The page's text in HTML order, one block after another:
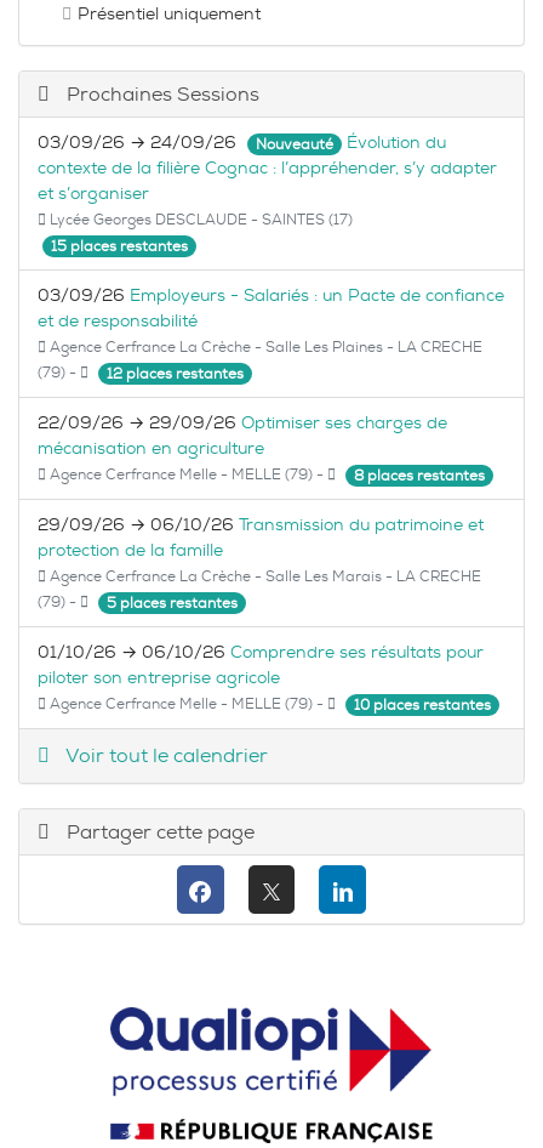
Présentiel uniquement
Prochaines Sessions
03/09/26 → 24/09/26 Nouveauté
Évolution du
contexte de la filière Cognac : l’appréhender, s’y adapter
et s’organiser
Lycée Georges DESCLAUDE - SAINTES (17)
15 places restantes
03/09/26 Employeurs - Salariés : un Pacte de confiance
et de responsabilité
Agence Cerfrance La Crèche - Salle Les Plaines - LA CRECHE
(79) -
12 places restantes
22/09/26 → 29/09/26 Optimiser ses charges de
mécanisation en agriculture
Agence Cerfrance Melle - MELLE (79) - 8 places restantes
29/09/26 → 06/10/26 Transmission du patrimoine et
protection de la famille
Agence Cerfrance La Crèche - Salle Les Marais - LA CRECHE
(79) -
5 places restantes
01/10/26 → 06/10/26 Comprendre ses résultats pour
piloter son entreprise agricole
Agence Cerfrance Melle - MELLE (79) - 10 places restantes
Voir tout le calendrier
Partager cette page